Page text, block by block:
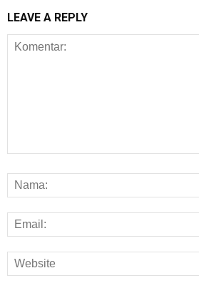
LEAVE A REPLY